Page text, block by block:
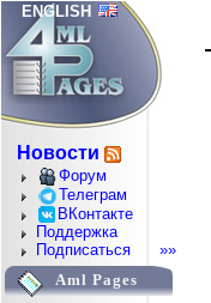
ENGLISH
Новости
Форум
Телеграм
ВКонтакте
Поддержка
Подписаться
»»
Aml Pages